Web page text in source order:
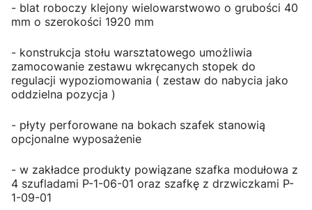
- blat roboczy klejony wielowarstwowo o grubości 40
mm o szerokości 1920 mm
- konstrukcja stołu warsztatowego umożliwia
zamocowanie zestawu wkręcanych stopek do
regulacji wypoziomowania ( zestaw do nabycia jako
oddzielna pozycja )
- płyty perforowane na bokach szafek stanowią
opcjonalne wyposażenie
- w zakładce produkty powiązane szafka modułowa z
4 szufladami P-1-06-01 oraz szafkę z drzwiczkami P-
1-09-01